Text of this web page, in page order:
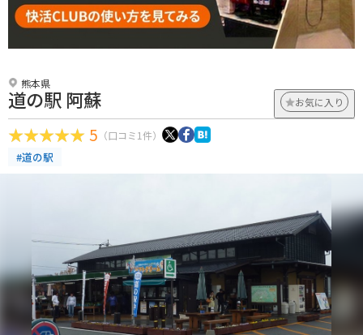
熊本県
道の駅 阿蘇 お気に入り
5 （口コミ1件）
#道の駅